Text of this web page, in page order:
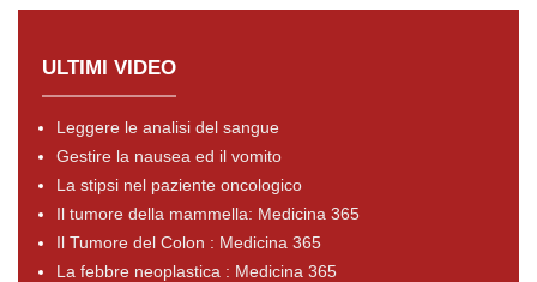
ULTIMI VIDEO
Leggere le analisi del sangue
Gestire la nausea ed il vomito
La stipsi nel paziente oncologico
Il tumore della mammella: Medicina 365
Il Tumore del Colon : Medicina 365
La febbre neoplastica : Medicina 365